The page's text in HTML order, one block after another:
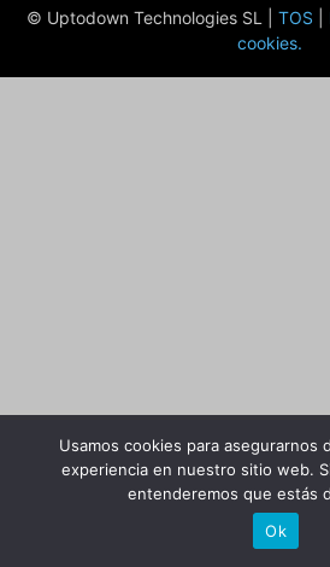
© Uptodown Technologies SL | TOS
cookies.
Usamos cookies para asegurarnos
experiencia en nuestro sitio web.
entenderemos que estás
Ok